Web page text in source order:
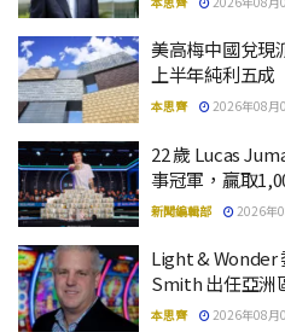
美高梅中國兌現
上半年純利五成
本思齊 2026年08月
22 歲 Lucas
事冠軍，贏取
新聞編輯部 2026年
Light & Wonder
Smith 出任亞洲
本思齊 2026年08月